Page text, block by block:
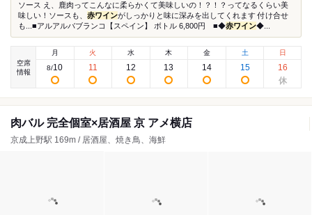
ソース え、鹿肉ってこんなに柔らかくて美味しいの！？！？ってなるくらい美
味しい！ソースも、 赤ワインがしっかりと味に深みを出してくれます 付け合せ
も...■アルアルバブランコ【スペイン】 ボトル 6,800円 ■◆赤ワイン◆...
空席
情報
月
8/10
火
11
水
12
木
13
金
14
土
15
日
16
肉バル 完全個室×居酒屋 京 アメ横店
京成上野駅 169m / 居酒屋、焼き鳥、海鮮